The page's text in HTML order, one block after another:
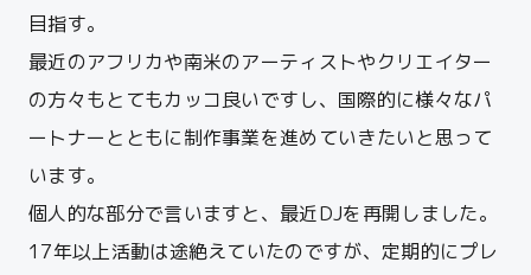
目指す。
最近のアフリカや南米のアーティストやクリエイター
の方々もとてもカッコ良いですし、国際的に様々なパ
ートナーとともに制作事業を進めていきたいと思って
います。
個人的な部分で言いますと、最近DJを再開しました。
17年以上活動は途絶えていたのですが、 定期的にプレ